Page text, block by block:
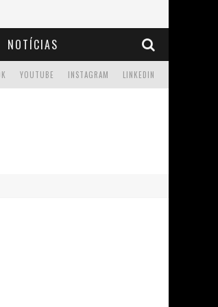
NOTÍCIAS
LINKEDIN
INSTAGRAM
YOUTUBE